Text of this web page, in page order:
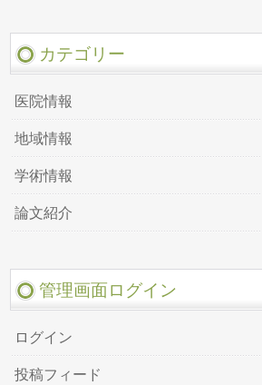
カテゴリー
医院情報
地域情報
学術情報
論文紹介
管理画面ログイン
ログイン
投稿フィード